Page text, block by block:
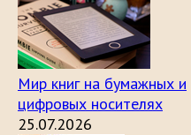
Мир книг на бумажных и
цифровых носителях
25.07.2026